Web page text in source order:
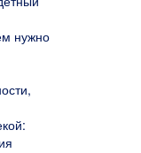
нужно